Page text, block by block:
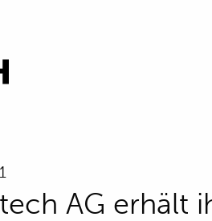
AG erhält